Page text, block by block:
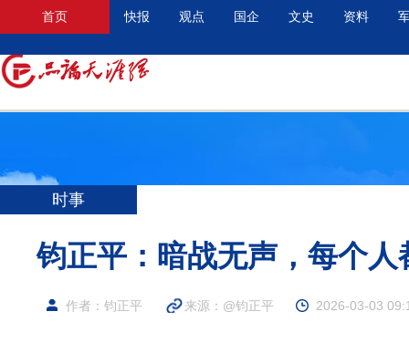
首页 快报 观点 国企 文史 资料
时事
钧正平：暗战无声，每个
作者：钧正平 来源： @钧正平 2026-03-03